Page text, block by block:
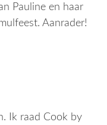
Pauline en haar
Aanrader!
Ik raad Cook by